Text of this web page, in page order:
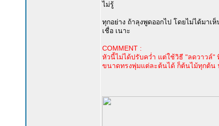
ไม่รู้
ทุกอย่าง ถ้าลุงพูดออกไป โดยไม่ได้มา
เชื่อ เนาะ
COMMENT :
หัวนี้ไม่ได้ปรับคว่ำ แต่ใช้วิธี "ลดวาวล์
ขนาดทรงพุ่มแต่ละต้นได้ ก็ต้นไม้ทุกต้น